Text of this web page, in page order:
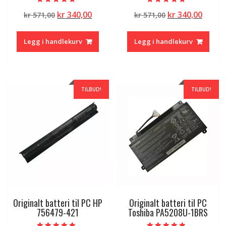
5.00
av 5
kr571,00 Opprinnelig
var:
kr 571,00.
kr340,00Nåværende
kr 340,00.
Legg i handlekurv
4.50
av 5
kr571,00 Opprinnelig
var:
kr 571,00.
kr340,00
kr
Legg i handlekurv
TILBUD!
Originalt batteri til PC HP
756479-421
TILBUD!
Originalt batteri til PC
Toshiba PA5208U-1BRS